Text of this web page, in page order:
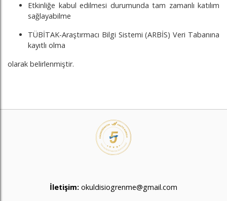
Etkinliğe kabul edilmesi durumunda tam zamanlı katılım
sağlayabilme
TÜBİTAK-Araştırmacı Bilgi Sistemi (ARBİS) Veri Tabanına
kayıtlı olma
olarak belirlenmiştir.
İletişim: okuldisiogrenme@gmail.com